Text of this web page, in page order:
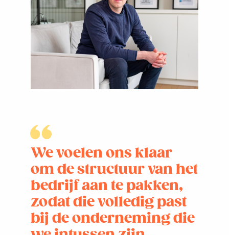
We voelen ons klaar
om de structuur van het
bedrijf aan te pakken,
zodat die volledig past
bij de onderneming die